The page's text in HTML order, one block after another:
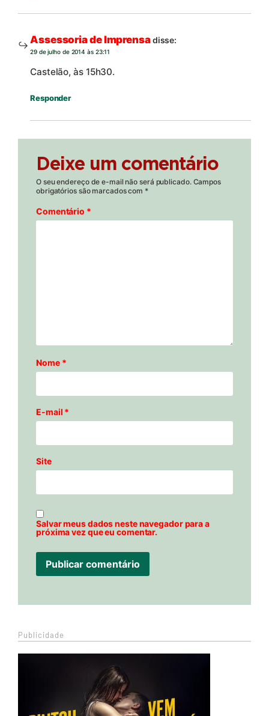
Assessoria de Imprensadisse:
29 de julho de 2014 às 23:11
Castelão, às 15h30.
Responder
Deixe um comentário
O seu endereço de e-mail não será publicado. Campos
obrigatórios são marcados com *
Comentário *
Nome *
E-mail *
Site
Salvar meus dados neste navegador para a
próxima vez que eu comentar.
Publicidade